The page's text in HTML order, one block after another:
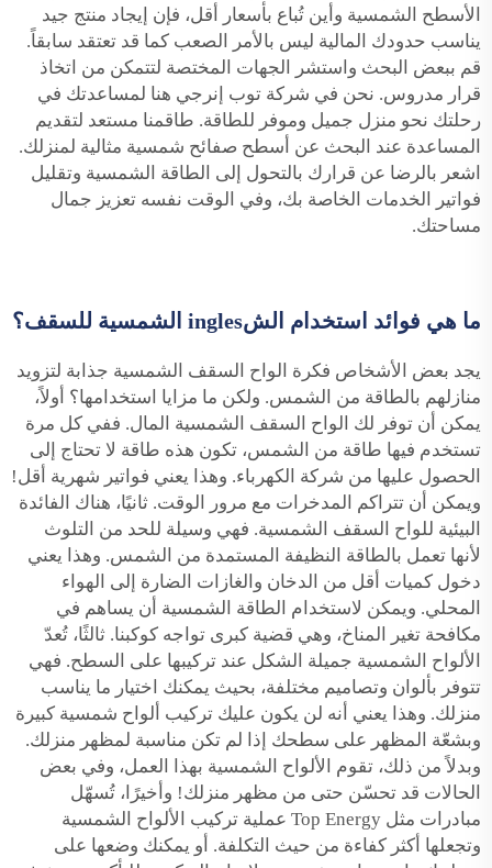
الأسطح الشمسية وأين تُباع بأسعار أقل، فإن إيجاد منتج جيد
يناسب حدودك المالية ليس بالأمر الصعب كما قد تعتقد سابقاً.
قم ببعض البحث واستشر الجهات المختصة لتتمكن من اتخاذ
قرار مدروس. نحن في شركة توب إنرجي هنا لمساعدتك في
رحلتك نحو منزل جميل وموفر للطاقة. طاقمنا مستعد لتقديم
المساعدة عند البحث عن أسطح صفائح شمسية مثالية لمنزلك.
اشعر بالرضا عن قرارك بالتحول إلى الطاقة الشمسية وتقليل
فواتير الخدمات الخاصة بك، وفي الوقت نفسه تعزيز جمال
مساحتك.
ما هي فوائد استخدام الشingles الشمسية للسقف؟
يجد بعض الأشخاص فكرة الواح السقف الشمسية جذابة لتزويد
منازلهم بالطاقة من الشمس. ولكن ما مزايا استخدامها؟ أولاً،
يمكن أن توفر لك الواح السقف الشمسية المال. ففي كل مرة
تستخدم فيها طاقة من الشمس، تكون هذه طاقة لا تحتاج إلى
الحصول عليها من شركة الكهرباء. وهذا يعني فواتير شهرية أقل!
ويمكن أن تتراكم المدخرات مع مرور الوقت. ثانيًا، هناك الفائدة
البيئية للواح السقف الشمسية. فهي وسيلة للحد من التلوث
لأنها تعمل بالطاقة النظيفة المستمدة من الشمس. وهذا يعني
دخول كميات أقل من الدخان والغازات الضارة إلى الهواء
المحلي. ويمكن لاستخدام الطاقة الشمسية أن يساهم في
مكافحة تغير المناخ، وهي قضية كبرى تواجه كوكبنا. ثالثًا، تُعدّ
الألواح الشمسية جميلة الشكل عند تركيبها على السطح. فهي
تتوفر بألوان وتصاميم مختلفة، بحيث يمكنك اختيار ما يناسب
منزلك. وهذا يعني أنه لن يكون عليك تركيب ألواح شمسية كبيرة
وبشعّة المظهر على سطحك إذا لم تكن مناسبة لمظهر منزلك.
وبدلاً من ذلك، تقوم الألواح الشمسية بهذا العمل، وفي بعض
الحالات قد تحسّن حتى من مظهر منزلك! وأخيرًا، تُسهّل
مبادرات مثل Top Energy عملية تركيب الألواح الشمسية
وتجعلها أكثر كفاءة من حيث التكلفة. أو يمكنك وضعها على